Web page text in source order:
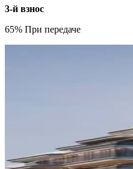
3-й взнос
65% При передаче